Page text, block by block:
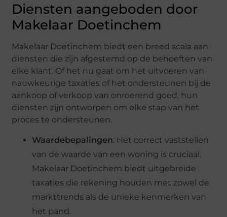
Diensten aangeboden door
Makelaar Doetinchem
Makelaar Doetinchem biedt een breed scala aan
diensten die zijn afgestemd op de behoeften van
elke klant. Of het nu gaat om het uitvoeren van
nauwkeurige taxaties of het ondersteunen bij de
aankoop of verkoop van onroerend goed, hun
diensten zijn ontworpen om elke stap van het
proces te ondersteunen.
Waardebepalingen: Het correct vaststellen
van de waarde van een woning is cruciaal.
Makelaar Doetinchem biedt uitgebreide
taxaties die rekening houden met zowel de
markttrends als de unieke kenmerken van
het pand.